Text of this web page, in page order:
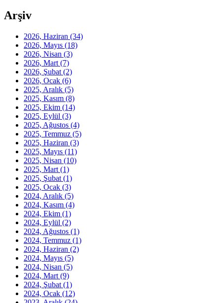
Arşiv
2026, Haziran (34)
2026, Mayıs (18)
2026, Nisan (3)
2026, Mart (7)
2026, Şubat (2)
2026, Ocak (6)
2025, Aralık (5)
2025, Kasım (8)
2025, Ekim (14)
2025, Eylül (3)
2025, Ağustos (4)
2025, Temmuz (5)
2025, Haziran (3)
2025, Mayıs (11)
2025, Nisan (10)
2025, Mart (1)
2025, Şubat (1)
2025, Ocak (3)
2024, Aralık (5)
2024, Kasım (4)
2024, Ekim (1)
2024, Eylül (2)
2024, Ağustos (1)
2024, Temmuz (1)
2024, Haziran (2)
2024, Mayıs (5)
2024, Nisan (5)
2024, Mart (9)
2024, Şubat (1)
2024, Ocak (12)